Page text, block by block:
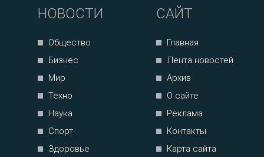
НОВОСТИ
Общество
Бизнес
Мир
Техно
Наука
Спорт
Здоровье
САЙТ
Главная
Лента новостей
Архив
О сайте
Реклама
Контакты
Карта сайта